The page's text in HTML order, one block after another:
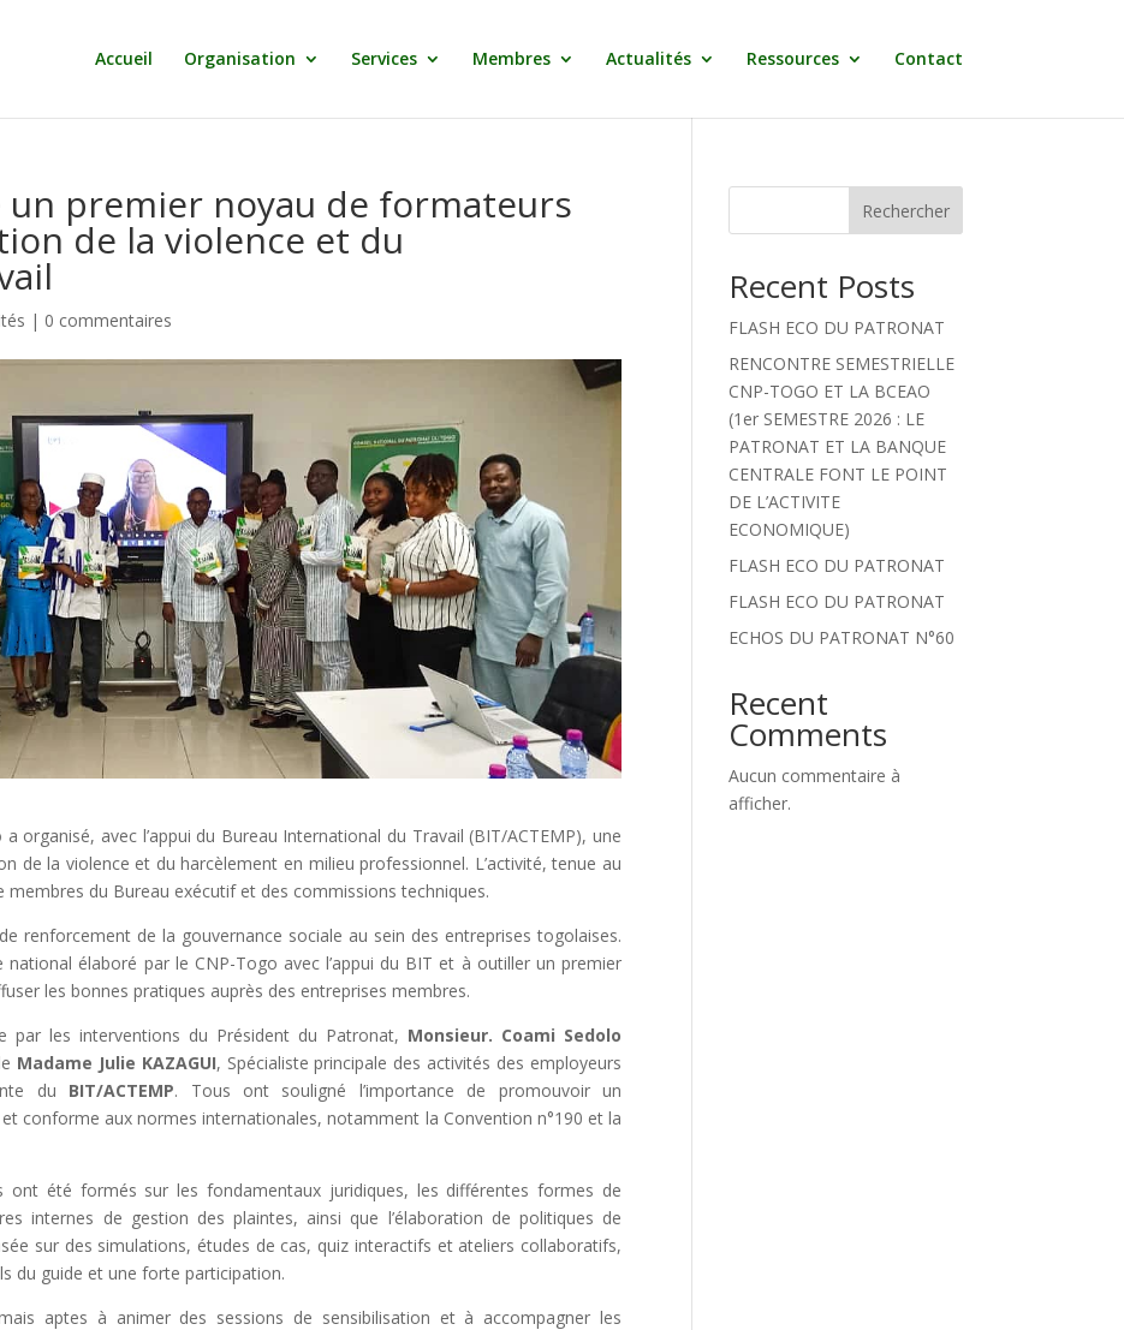
Accueil Organisation Services Membres Actualités Ressources Contact
un premier noyau de formateurs
de la violence et du
| 0 commentaires
a organisé, avec l’appui du Bureau International du Travail (BIT/ACTEMP), une
de la violence et du harcèlement en milieu professionnel. L’activité, tenue au
du Bureau exécutif et des commissions techniques.
renforcement de la gouvernance sociale au sein des entreprises togolaises.
national élaboré par le CNP-Togo avec l’appui du BIT et à outiller un premier
les bonnes pratiques auprès des entreprises membres.
par les interventions du Président du Patronat, Monsieur. Coami Sedolo
Madame Julie KAZAGUI, Spécialiste principale des activités des employeurs
du BIT/ACTEMP. Tous ont souligné l’importance de promouvoir un
conforme aux normes internationales, notamment la Convention n°190 et la
ont été formés sur les fondamentaux juridiques, les différentes formes de
internes de gestion des plaintes, ainsi que l’élaboration de politiques de
sur des simulations, études de cas, quiz interactifs et ateliers collaboratifs,
du guide et une forte participation.
aptes à animer des sessions de sensibilisation et à accompagner les
Rechercher
Recent Posts
FLASH ECO DU PATRONAT
RENCONTRE SEMESTRIELLE
CNP-TOGO ET LA BCEAO
(1er SEMESTRE 2026 : LE
PATRONAT ET LA BANQUE
CENTRALE FONT LE POINT
DE L’ACTIVITE
ECONOMIQUE)
FLASH ECO DU PATRONAT
FLASH ECO DU PATRONAT
ECHOS DU PATRONAT N°60
Recent
Comments
Aucun commentaire à
afficher.